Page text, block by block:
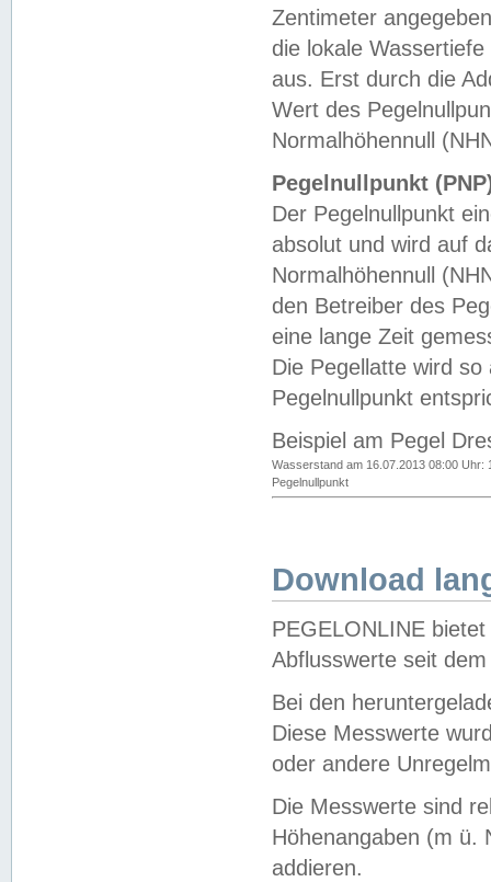
Zentimeter
die lokale
aus. Erst durch die
Wert des
Normalhöhennull
Pegelnullpunkt
Der Pegelnullpunkt
absolut und wird auf
Normalhöhennull
den Betreiber des
eine lange Zeit
Die Pegellatte wird
Pegelnullpunkt
Beispiel am Pegel
Wasserstand am 16.07.2013 08:00 Uhr:
Pegelnullpunkt
Download
PEGELONLINE
Abflusswerte seit
Bei den
Diese Messwerte
oder andere
Die Messwerte sind
Höhenangaben (m ü.
addieren.